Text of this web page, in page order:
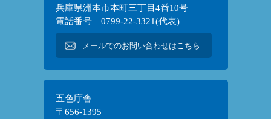
兵庫県洲本市本町三丁目4番10号
電話番号 0799-22-3321(代表)
メールでのお問い合わせはこちら
五色庁舎
〒656-1395